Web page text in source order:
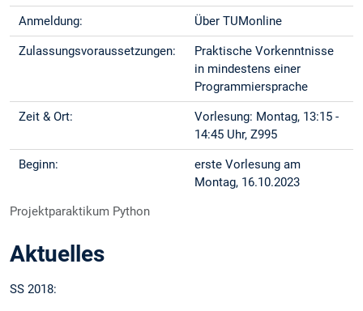
Anmeldung: Über TUMonline
Zulassungsvoraussetzungen:
Praktische Vorkenntnisse
in mindestens einer
Programmiersprache
Zeit & Ort:
Vorlesung: Montag, 13:15 -
14:45 Uhr, Z995
Beginn:
erste Vorlesung am
Montag, 16.10.2023
Projektparaktikum Python
Aktuelles
SS 2018: